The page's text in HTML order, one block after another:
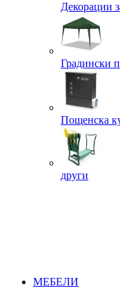
Декорации
Градински
Пощенска
други
МЕБЕЛИ